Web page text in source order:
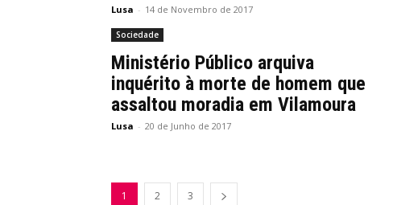
Lusa - 14 de Novembro de 2017
Sociedade
Ministério Público arquiva
inquérito à morte de homem que
assaltou moradia em Vilamoura
Lusa - 20 de Junho de 2017
1 2 3